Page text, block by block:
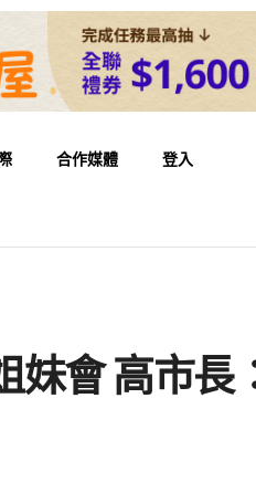
合作媒體 登入
會 高市長